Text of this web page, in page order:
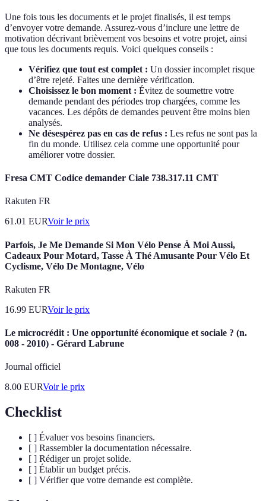
Une fois tous les documents et le projet finalisés, il est temps
d’envoyer votre demande. Assurez-vous d’inclure une lettre de
motivation décrivant brièvement vos besoins et votre projet, ainsi
que tous les documents requis. Voici quelques conseils :
Vérifiez que tout est complet : Un dossier incomplet risque
d’être rejeté. Faites une dernière vérification.
Choisissez le bon moment : Évitez de soumettre votre
demande pendant des périodes trop chargées, comme les
vacances. Les dépôts de demandes peuvent être moins bien
analysés.
Ne désespérez pas en cas de refus : Les refus ne sont pas la
fin du monde. Utilisez cela comme une opportunité pour
améliorer votre dossier.
Fresa CMT Codice demander Ciale 738.317.11 CMT
Rakuten FR
61.01 EURVoir le prix
Parfois, Je Me Demande Si Mon Vélo Pense À Moi Aussi,
Cadeaux Pour Motard, Tasse À Thé Amusante Pour Vélo Et
Cyclisme, Vélo De Montagne, Vélo
Rakuten FR
16.99 EURVoir le prix
Le microcrédit : Une opportunité économique et sociale ? (n.
008 - 2010) - Gérard Labrune
Journal officiel
8.00 EURVoir le prix
Checklist
[ ] Évaluer vos besoins financiers.
[ ] Rassembler la documentation nécessaire.
[ ] Rédiger un projet solide.
[ ] Établir un budget précis.
[ ] Vérifier que votre demande est complète.